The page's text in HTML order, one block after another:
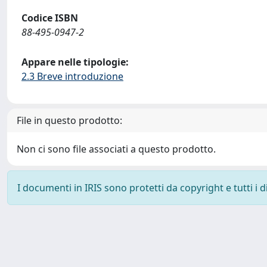
Codice ISBN
88-495-0947-2
Appare nelle tipologie:
2.3 Breve introduzione
File in questo prodotto:
Non ci sono file associati a questo prodotto.
I documenti in IRIS sono protetti da copyright e tutti i